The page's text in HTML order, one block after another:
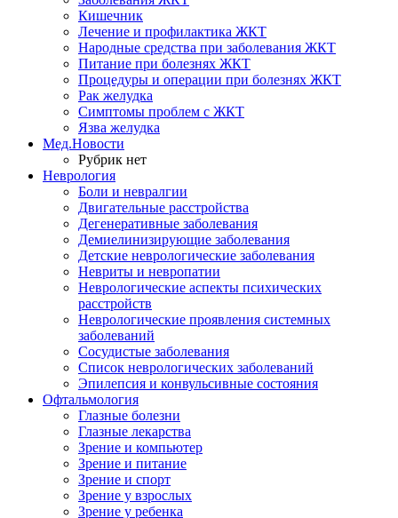
Кишечник
Лечение и профилактика ЖКТ
Народные средства при заболевания ЖКТ
Питание при болезнях ЖКТ
Процедуры и операции при болезнях ЖКТ
Рак желудка
Симптомы проблем с ЖКТ
Язва желудка
Мед.Новости
Рубрик нет
Неврология
Боли и невралгии
Двигательные расстройства
Дегенеративные заболевания
Демиелинизирующие заболевания
Детские неврологические заболевания
Невриты и невропатии
Неврологические аспекты психических
расстройств
Неврологические проявления системных
заболеваний
Сосудистые заболевания
Список неврологических заболеваний
Эпилепсия и конвульсивные состояния
Офтальмология
Глазные болезни
Глазные лекарства
Зрение и компьютер
Зрение и питание
Зрение и спорт
Зрение у взрослых
Зрение у ребенка